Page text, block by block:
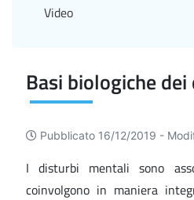
Pubblicato 16/12/2019 -
I disturbi mentali sono
coinvolgono in maniera
Video